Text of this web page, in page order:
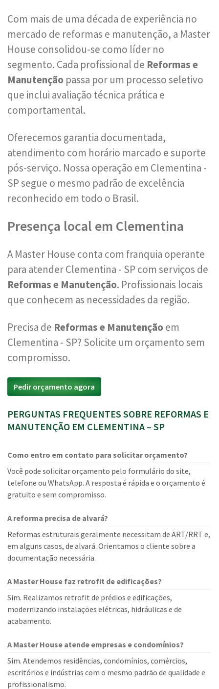
Com mais de uma década de experiência no
mercado de reformas e manutenção, a Master
House consolidou-se como líder no
segmento. Cada profissional de Reformas e
Manutenção passa por um processo seletivo
que inclui avaliação técnica prática e
comportamental.
Oferecemos garantia documentada,
atendimento com horário marcado e suporte
pós-serviço. Nossa operação em Clementina -
SP segue o mesmo padrão de excelência
reconhecido em todo o Brasil.
Presença local em Clementina
A Master House conta com franquia operante
para atender Clementina - SP com serviços de
Reformas e Manutenção. Profissionais locais
que conhecem as necessidades da região.
Precisa de Reformas e Manutenção em
Clementina - SP? Solicite um orçamento sem
compromisso.
Pedir orçamento agora
PERGUNTAS FREQUENTES SOBRE REFORMAS E
MANUTENÇÃO EM CLEMENTINA – SP
Como entro em contato para solicitar orçamento?
Você pode solicitar orçamento pelo formulário do site,
telefone ou WhatsApp. A resposta é rápida e o orçamento é
gratuito e sem compromisso.
A reforma precisa de alvará?
Reformas estruturais geralmente necessitam de ART/RRT e,
em alguns casos, de alvará. Orientamos o cliente sobre a
documentação necessária.
A Master House faz retrofit de edificações?
Sim. Realizamos retrofit de prédios e edificações,
modernizando instalações elétricas, hidráulicas e de
acabamento.
A Master House atende empresas e condomínios?
Sim. Atendemos residências, condomínios, comércios,
escritórios e indústrias com o mesmo padrão de qualidade e
profissionalismo.